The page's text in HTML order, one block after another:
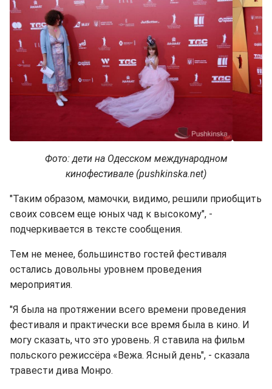
Фото: дети на Одесском международном
кинофестивале (pushkinska.net)
"Таким образом, мамочки, видимо, решили приобщить
своих совсем еще юных чад к высокому", -
подчеркивается в тексте сообщения.
Тем не менее, большинство гостей фестиваля
остались довольны уровнем проведения
мероприятия.
"Я была на протяжении всего времени проведения
фестиваля и практически все время была в кино. И
могу сказать, что это уровень. Я ставила на фильм
польского режиссёра «Вежа. Ясный день", - сказала
травести дива Монро.